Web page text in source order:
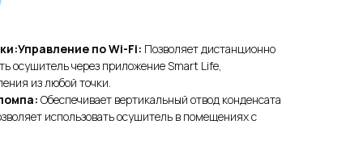
по Wi-Fi: Позволяет дистанционно
осушитель через приложение Smart Life,
из любой точки.
Обеспечивает вертикальный отвод конденсата
использовать осушитель в помещениях с